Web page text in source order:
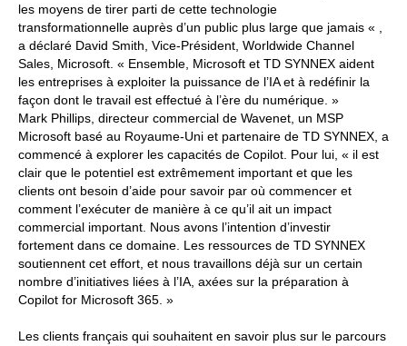
les moyens de tirer parti de cette technologie
transformationnelle auprès d’un public plus large que jamais « ,
a déclaré David Smith, Vice-Président, Worldwide Channel
Sales, Microsoft. « Ensemble, Microsoft et TD SYNNEX aident
les entreprises à exploiter la puissance de l’IA et à redéfinir la
façon dont le travail est effectué à l’ère du numérique. »
Mark Phillips, directeur commercial de Wavenet, un MSP
Microsoft basé au Royaume-Uni et partenaire de TD SYNNEX, a
commencé à explorer les capacités de Copilot. Pour lui, « il est
clair que le potentiel est extrêmement important et que les
clients ont besoin d’aide pour savoir par où commencer et
comment l’exécuter de manière à ce qu’il ait un impact
commercial important. Nous avons l’intention d’investir
fortement dans ce domaine. Les ressources de TD SYNNEX
soutiennent cet effort, et nous travaillons déjà sur un certain
nombre d’initiatives liées à l’IA, axées sur la préparation à
Copilot for Microsoft 365. »
Les clients français qui souhaitent en savoir plus sur le parcours